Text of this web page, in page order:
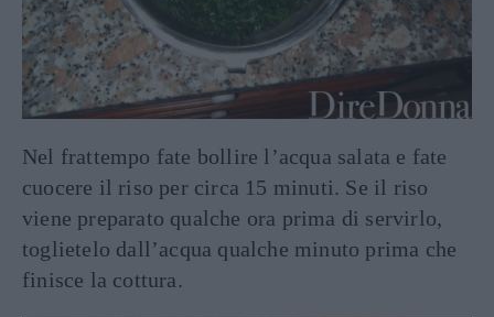
Nel frattempo fate bollire l’acqua salata e fate
cuocere il riso per circa 15 minuti. Se il riso
viene preparato qualche ora prima di servirlo,
toglietelo dall’acqua qualche minuto prima che
finisce la cottura.